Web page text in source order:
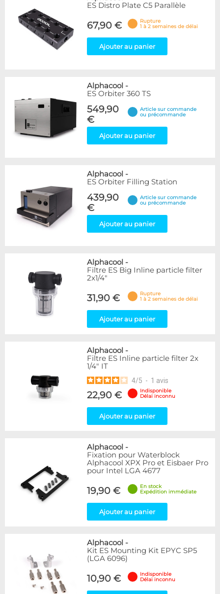
ES Distro Plate C5 Parallèle
67,90 €
Rupture
1 à 2 semaines de délai
Ajouter au panier
Alphacool -
ES Orbiter 360 TS
549,90
€
Article sur commande
ou précommande
Ajouter au panier
Alphacool -
ES Orbiter Filling Station
439,90
€
Article sur commande
ou précommande
Ajouter au panier
Alphacool -
Filtre ES Big Inline particle filter
2x1/4"
31,90 €
Rupture
1 à 2 semaines de délai
Ajouter au panier
Alphacool -
Filtre ES Inline particle filter 2x
1/4" IT
4/5 - 1 avis
22,90 €
Indisponible
Délai inconnu
Ajouter au panier
Alphacool -
Fixation pour Waterblock
Alphacool XPX Pro et Eisbaer Pro
pour Intel LGA 4677
19,90 €
En stock
Expédition immédiate
Ajouter au panier
Alphacool -
Kit ES Mounting Kit EPYC SP5
(LGA 6096)
10,90 €
Indisponible
Délai inconnu